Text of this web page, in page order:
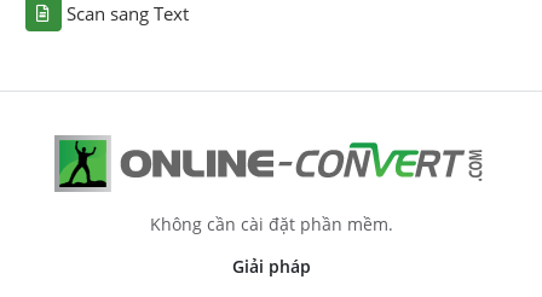
Scan sang Text
Không cần cài đặt phần mềm.
Giải pháp